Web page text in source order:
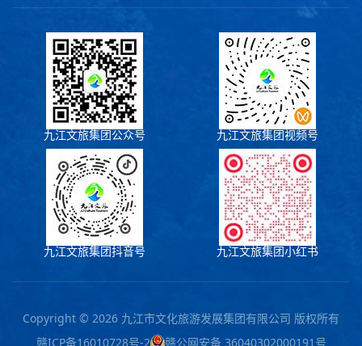
九江文旅集团公众号 九江文旅集团视频号
九江文旅集团抖音号 九江文旅集团小红书
Copyright © 2026 九江市文化旅游发展集团有限公司 版权所有
赣ICP备16010728号-2
赣公网安备 36040302000191号